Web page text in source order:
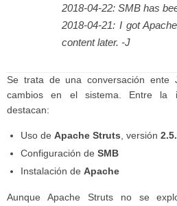
2018-04-22: SMB has
2018-04-21: I got
content later. -J
Se trata de una conversación
cambios en el sistema. Entre la
destacan:
Uso deApache Struts, versión
Configuración deSMB
Instalación deApache
Aunque Apache Struts no se